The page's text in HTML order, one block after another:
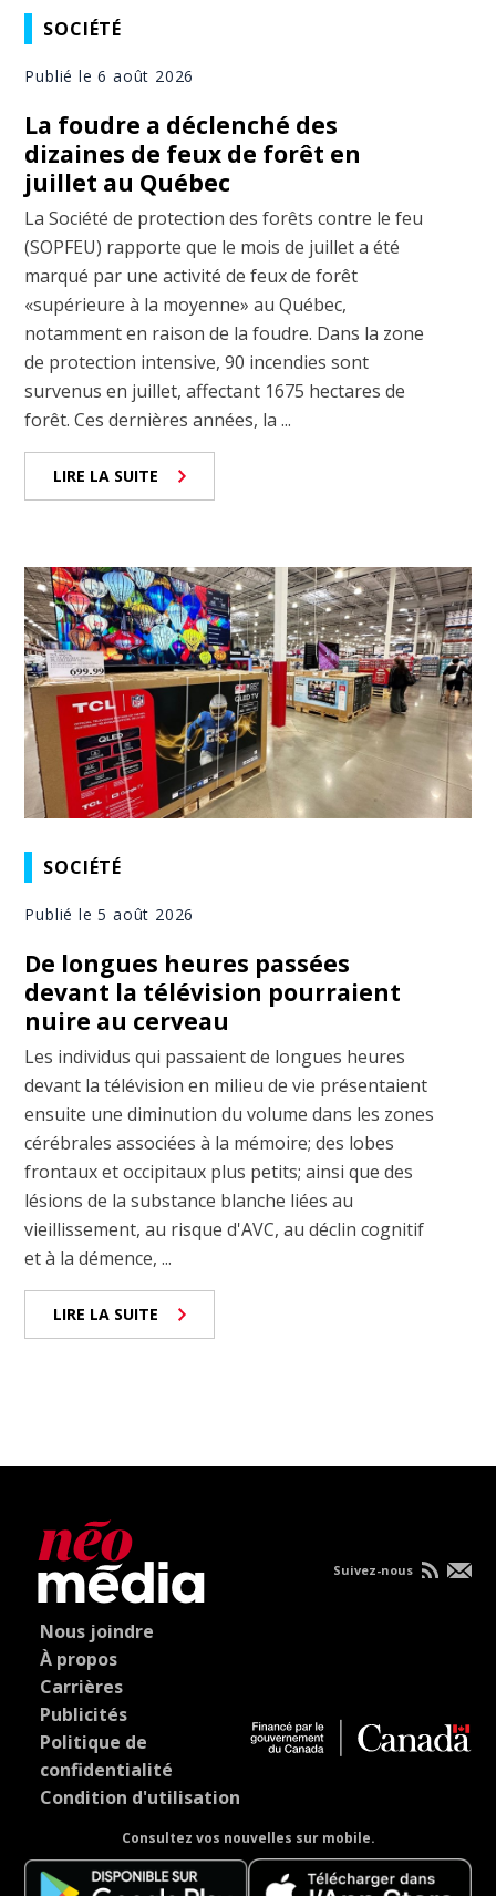
SOCIÉTÉ
Publié le 6 août 2026
La foudre a déclenché des
dizaines de feux de forêt en
juillet au Québec
La Société de protection des forêts contre le feu
(SOPFEU) rapporte que le mois de juillet a été
marqué par une activité de feux de forêt
«supérieure à la moyenne» au Québec,
notamment en raison de la foudre. Dans la zone
de protection intensive, 90 incendies sont
survenus en juillet, affectant 1675 hectares de
forêt. Ces dernières années, la ...
LIRE LA SUITE
SOCIÉTÉ
Publié le 5 août 2026
De longues heures passées
devant la télévision pourraient
nuire au cerveau
Les individus qui passaient de longues heures
devant la télévision en milieu de vie présentaient
ensuite une diminution du volume dans les zones
cérébrales associées à la mémoire; des lobes
frontaux et occipitaux plus petits; ainsi que des
lésions de la substance blanche liées au
vieillissement, au risque d'AVC, au déclin cognitif
et à la démence, ...
LIRE LA SUITE
Nous joindre
À propos
Carrières
Publicités
Politique de
confidentialité
Condition d'utilisation
Consultez vos nouvelles sur mobile.
Suivez-nous